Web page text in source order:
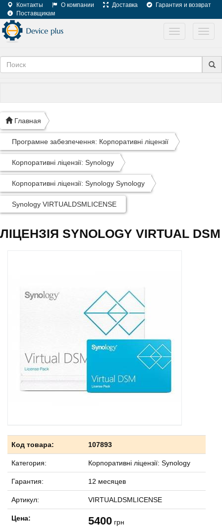
Контакты О компании Доставка
Гарантия и возврат
Поставщикам
Toggle
Главная
Програмне забезпечення: Корпоративні ліцензії
Корпоративні ліцензії: Synology
Корпоративні ліцензії: Synology Synology
Synology VIRTUALDSMLICENSE
ЛІЦЕНЗІЯ SYNOLOGY VIRTUAL DSM
Код товара: 107893
Категория: Корпоративні ліцензії: Synology
Гарантия: 12 месяцев
Артикул: VIRTUALDSMLICENSE
Цена: 5400 грн